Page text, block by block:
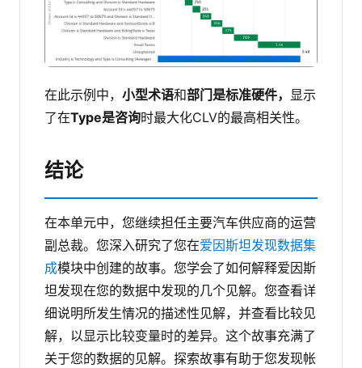
在此示例中， 小型术语和部门是标准硬件， 显示
了在Type是咨询时最大化CLV的最高相关性。
结论
在本单元中，您继续担任主要汽车供应商的运营
副总裁。您深入研究了您在爱因斯坦发现数据集
成模块中创建的故事。您学会了如何解释爱因斯
坦发现在您的数据中发现的几个见解。您查看详
细说明所发生情况的描述性见解，并查看比较见
解，以显示比较变量时的差异。这个故事充满了
关于您的数据的见解。探索故事有助于您发现帐